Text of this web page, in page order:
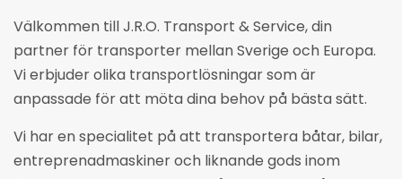
Välkommen till J.R.O. Transport & Service, din
partner för transporter mellan Sverige och Europa.
Vi erbjuder olika transportlösningar som är
anpassade för att möta dina behov på bästa sätt.
Vi har en specialitet på att transportera båtar, bilar,
entreprenadmaskiner och liknande gods inom